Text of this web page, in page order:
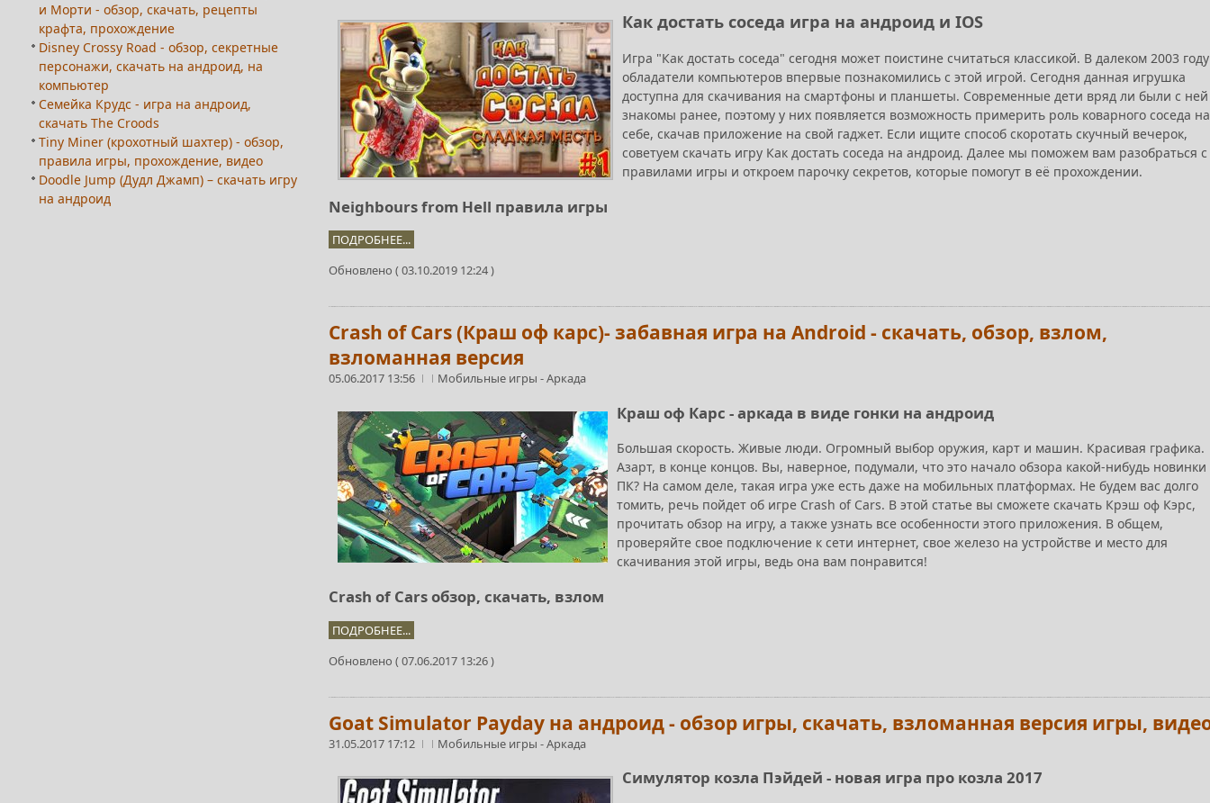
Как достать соседа игра на андроид и IOS
Игра "Как достать соседа" сегодня может поистине считаться классикой. В далеком 2003 году
обладатели компьютеров впервые познакомились с этой игрой. Сегодня данная игрушка
доступна для скачивания на смартфоны и планшеты. Современные дети вряд ли были с ней
знакомы ранее, поэтому у них появляется возможность примерить роль коварного соседа на
себе, скачав приложение на свой гаджет. Если ищите способ скоротать скучный вечерок,
советуем скачать игру Как достать соседа на андроид. Далее мы поможем вам разобраться с
правилами игры и откроем парочку секретов, которые помогут в её прохождении.
Neighbours from Hell правила игры
ПОДРОБНЕЕ...
Обновлено ( 03.10.2019 12:24 )
Crash of Cars (Краш оф карс)- забавная игра на Android - скачать, обзор, взлом,
взломанная версия
05.06.2017 13:56 Мобильные игры -Аркада
Краш оф Карс - аркада в виде гонки на андроид
Большая скорость. Живые люди. Огромный выбор оружия, карт и машин. Красивая графика.
Азарт, в конце концов. Вы, наверное, подумали, что это начало обзора какой-нибудь новинки
ПК? На самом деле, такая игра уже есть даже на мобильных платформах. Не будем вас долго
томить, речь пойдет об игре Crash of Cars. В этой статье вы сможете скачать Крэш оф Кэрс,
прочитать обзор на игру, а также узнать все особенности этого приложения. В общем,
проверяйте свое подключение к сети интернет, свое железо на устройстве и место для
скачивания этой игры, ведь она вам понравится!
Crash of Cars обзор, скачать, взлом
ПОДРОБНЕЕ...
Обновлено ( 07.06.2017 13:26 )
Goat Simulator Payday на андроид - обзор игры, скачать, взломанная версия игры,
31.05.2017 17:12 Мобильные игры -Аркада
Симулятор козла Пэйдей - новая игра про козла 2017
и Морти - обзор, скачать, рецепты
крафта, прохождение
Disney Crossy Road - обзор, секретные
персонажи, скачать на андроид, на
компьютер
Семейка Крудс - игра на андроид,
скачать The Croods
Tiny Miner (крохотный шахтер) - обзор,
правила игры, прохождение, видео
Doodle Jump (Дудл Джамп) – скачать игру
на андроид